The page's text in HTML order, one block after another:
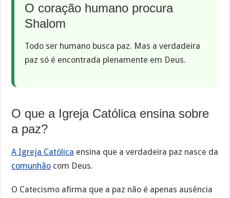
O coração humano procura
Shalom
Todo ser humano busca paz. Mas a verdadeira
paz só é encontrada plenamente em Deus.
O que a Igreja Católica ensina sobre
a paz?
A Igreja Católica ensina que a verdadeira paz nasce da
comunhão com Deus.
O Catecismo afirma que a paz não é apenas ausência